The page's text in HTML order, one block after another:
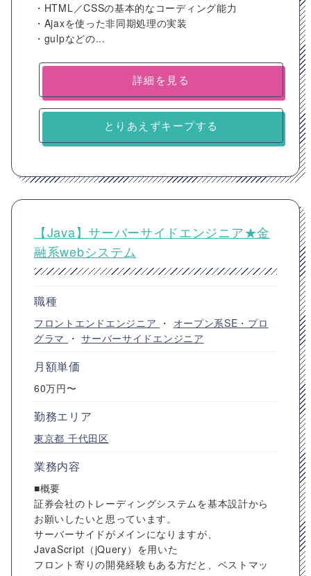
・HTML／CSSの基本的なコーディング能力
・Ajaxを使った非同期処理の実装
・gulpなどの...
詳細を見る
とりあえずキープする
【Java】サーバーサイドエンジニア★金
融系webシステム
職種
フロントエンドエンジニア ・ オープン系SE・プロ
グラマ
・サーバーサイドエンジニア
月額単価
60万円〜
勤務エリア
東京都 千代田区
業務内容
■概要
証券会社のトレーディングシステムを基本設計から
お願いしたいと思っています。
サーバーサイドがメインになりますが、
JavaScript（jQuery）を用いた
フロント寄りの開発経験もある方だと、ベストマッ